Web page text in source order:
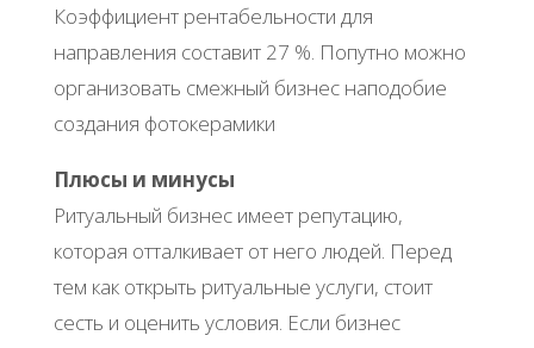
Коэффициент рентабельности для
направления составит 27 %. Попутно можно
организовать смежный бизнес наподобие
создания фотокерамики
Плюсы и минусы
Ритуальный бизнес имеет репутацию,
которая отталкивает от него людей. Перед
тем как открыть ритуальные услуги, стоит
сесть и оценить условия. Если бизнес